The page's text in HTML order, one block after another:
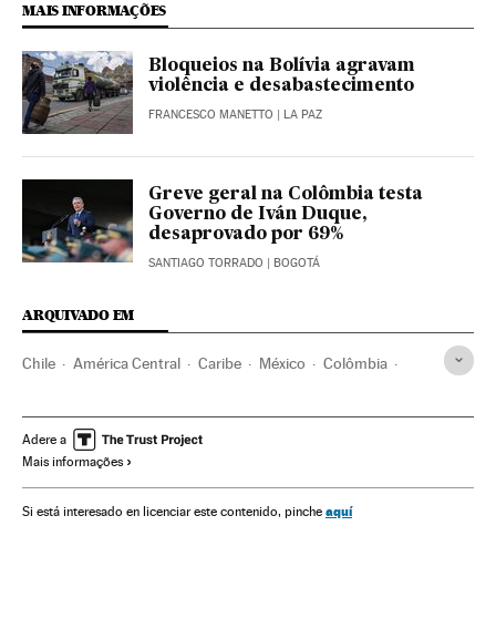
MAIS INFORMAÇÕES
Bloqueios na Bolívia agravam
violência e desabastecimento
FRANCESCO MANETTO | LA PAZ
Greve geral na Colômbia testa
Governo de Iván Duque,
desaprovado por 69%
SANTIAGO TORRADO | BOGOTÁ
ARQUIVADO EM
Chile América Central Caribe México Colômbia
América Latina CEPAL
Organizações internacionais
Economia BID Previsões econômicas Argentina
Adere a
Mais informações
Si está interesado en licenciar este contenido, pinche aquí